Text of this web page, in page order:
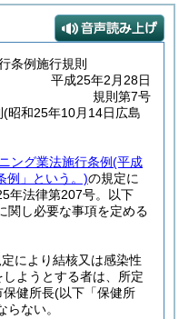
条例施行規則
平成25年2月28日
規則第7号
昭和25年10月14日広島
ング業法施行条例(平成
例」という。)の規定に
年法律第207号。以下
関し必要な事項を定める
により結核又は感染性
ようとする者は、所定
保健所長(以下「保健所
らない。